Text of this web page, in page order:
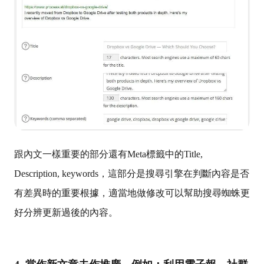
跟內文一樣重要的部分還有Meta標籤中的Title,
Description, keywords，這部分是搜尋引擎在判斷內容是否
有差異時的重要根據，適當地做修改可以幫助搜尋蜘蛛更
好分辨更新過後的內容。